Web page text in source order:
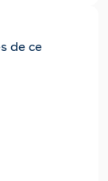
de ce